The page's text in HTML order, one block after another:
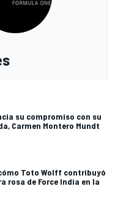
su compromiso con su
Carmen Montero Mundt
Toto Wolff contribuyó
rosa de Force India en la